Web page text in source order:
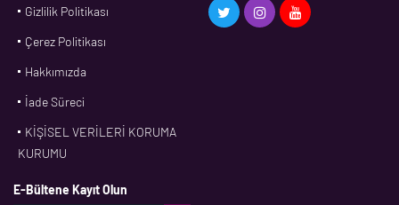
CDF
Gizlilik Politikası
Çerez Politikası
Hakkımızda
İade Süreci
KİŞİSEL VERİLERİ KORUMA
KURUMU
E-Bültene Kayıt Olun